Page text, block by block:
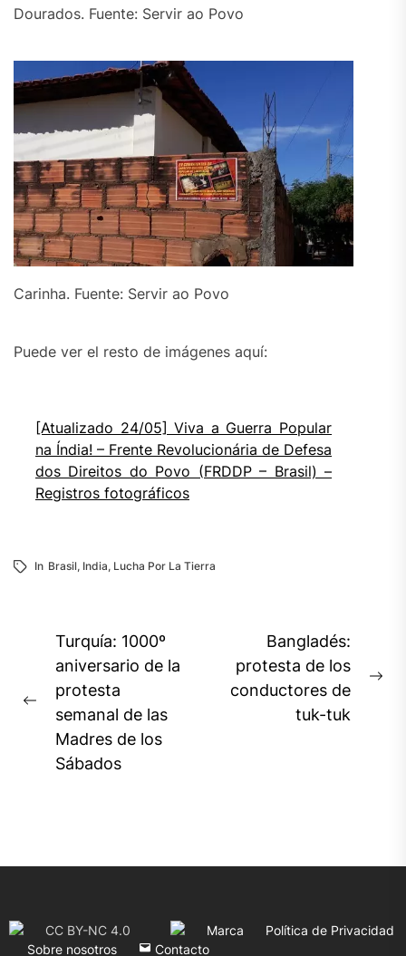
Dourados. Fuente: Servir ao Povo
Carinha. Fuente: Servir ao Povo
Puede ver el resto de imágenes aquí:
[Atualizado 24/05] Viva a Guerra Popular
na Índia! – Frente Revolucionária de Defesa
dos Direitos do Povo (FRDDP – Brasil) –
Registros fotográficos
In Brasil, India, Lucha Por La Tierra
Navegación
entradas
Previous
post:
Turquía: 1000º
aniversario de la
protesta
semanal de las
Madres de los
Sábados
Bangladés:
protesta de los
conductores de
tuk-tuk
CC BY-NC 4.0 Marca
Política de Privacidad
Sobre nosotros
Contacto